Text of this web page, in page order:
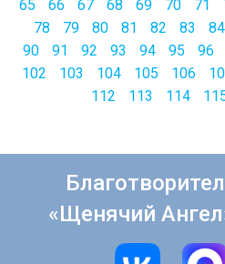
65
66 67 68 69 70 71
78
79 80 81 82 83 84
90
91 92 93 94 95 96
102
103 104 105 106
112
113 114
«Щенячий